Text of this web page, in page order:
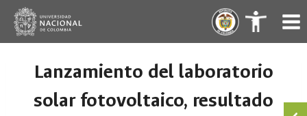
content
. .
Lanzamiento del laboratorio
solar fotovoltaico, resultado